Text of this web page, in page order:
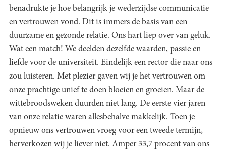
benadrukte je hoe belangrijk je wederzijdse communicatie
en vertrouwen vond. Dit is immers de basis van een
duurzame en gezonde relatie. Ons hart liep over van geluk.
Wat een match! We deelden dezelfde waarden, passie en
liefde voor de universiteit. Eindelijk een rector die naar ons
zou luisteren. Met plezier gaven wij je het vertrouwen om
onze prachtige unief te doen bloeien en groeien. Maar de
wittebroodsweken duurden niet lang. De eerste vier jaren
van onze relatie waren allesbehalve makkelijk. Toen je
opnieuw ons vertrouwen vroeg voor een tweede termijn,
herverkozen wij je liever niet. Amper 33,7 procent van ons